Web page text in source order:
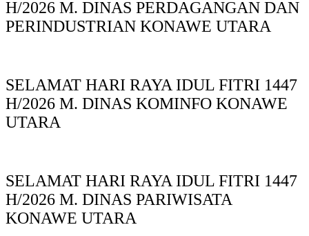
H/2026 M. DINAS PERDAGANGAN DAN
PERINDUSTRIAN KONAWE UTARA
SELAMAT HARI RAYA IDUL FITRI 1447
H/2026 M. DINAS KOMINFO KONAWE
UTARA
SELAMAT HARI RAYA IDUL FITRI 1447
H/2026 M. DINAS PARIWISATA
KONAWE UTARA